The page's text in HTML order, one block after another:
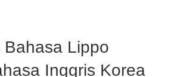
Bahasa Lippo
Inggris Korea